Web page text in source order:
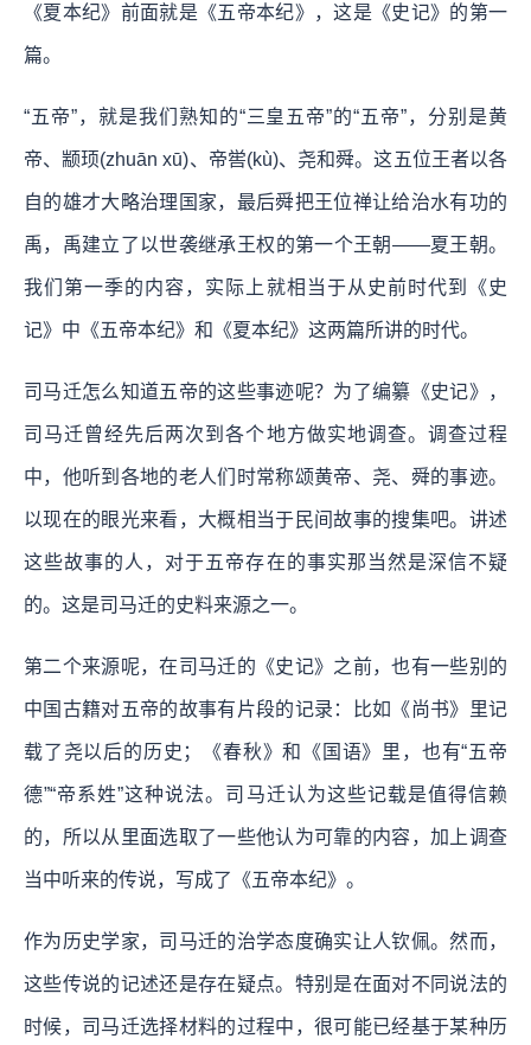
《夏本纪》前面就是《五帝本纪》，这是《史记》的第一
篇。
“五帝”，就是我们熟知的“三皇五帝”的“五帝”，分别是黄
帝、颛顼(zhuān xū)、帝喾(kù)、尧和舜。这五位王者以各
自的雄才大略治理国家，最后舜把王位禅让给治水有功的
禹，禹建立了以世袭继承王权的第一个王朝——夏王朝。
我们第一季的内容，实际上就相当于从史前时代到《史
记》中《五帝本纪》和《夏本纪》这两篇所讲的时代。
司马迁怎么知道五帝的这些事迹呢？为了编纂《史记》，
司马迁曾经先后两次到各个地方做实地调查。调查过程
中，他听到各地的老人们时常称颂黄帝、尧、舜的事迹。
以现在的眼光来看，大概相当于民间故事的搜集吧。讲述
这些故事的人，对于五帝存在的事实那当然是深信不疑
的。这是司马迁的史料来源之一。
第二个来源呢，在司马迁的《史记》之前，也有一些别的
中国古籍对五帝的故事有片段的记录：比如《尚书》里记
载了尧以后的历史；《春秋》和《国语》里，也有“五帝
德”“帝系姓”这种说法。司马迁认为这些记载是值得信赖
的，所以从里面选取了一些他认为可靠的内容，加上调查
当中听来的传说，写成了《五帝本纪》。
作为历史学家，司马迁的治学态度确实让人钦佩。然而，
这些传说的记述还是存在疑点。特别是在面对不同说法的
时候，司马迁选择材料的过程中，很可能已经基于某种历